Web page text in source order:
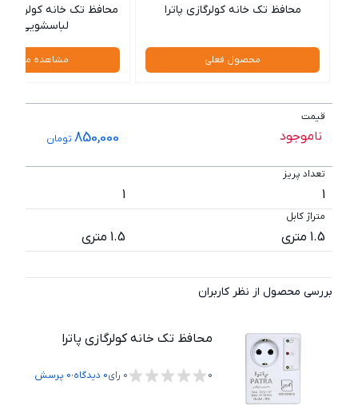
محافظ تک خانه کولرگازی پاترا
محصول فعلی
محافظ تک خانه کولر
لباسشویی
مشاهده
قیمت
ناموجود 850,000 تومان
تعداد پریز
1
1
متراژ کابل
1.5 متری 1.5 متری
بررسی محصول از نظر کاربران
محافظ تک خانه کولرگازی پاترا
0
0 رای0 دیدگاه،0 پرسش